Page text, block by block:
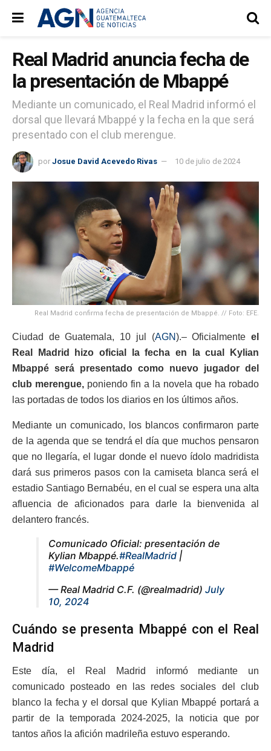
Real Madrid anuncia fecha de
la presentación de Mbappé
Mediante un comunicado, el Real Madrid informó el
dorsal que llevará Mbappé y la fecha en la que será
presentado con el club merengue.
por Josue David Acevedo Rivas 10 de julio de 2024
Real Madrid confirma fecha de presentación de Mbappé. // Foto: EFE.
Ciudad de Guatemala, 10 jul (AGN).– Oficialmente el
Real Madrid hizo oficial la fecha en la cual Kylian
Mbappé será presentado como nuevo jugador del
club merengue, poniendo fin a la novela que ha robado
las portadas de todos los diarios en los últimos años.
Mediante un comunicado, los blancos confirmaron parte
de la agenda que se tendrá el día que muchos pensaron
que no llegaría, el lugar donde el nuevo ídolo madridista
dará sus primeros pasos con la camiseta blanca será el
estadio Santiago Bernabéu, en el cual se espera una alta
afluencia de aficionados para darle la bienvenida al
delantero francés.
Comunicado Oficial: presentación de
Kylian Mbappé.#RealMadrid |
#WelcomeMbappé
— Real Madrid C.F. (@realmadrid) July
10, 2024
Cuándo se presenta Mbappé con el Real
Madrid
Este día, el Real Madrid informó mediante un
comunicado posteado en las redes sociales del club
blanco la fecha y el dorsal que Kylian Mbappé portará a
partir de la temporada 2024-2025, la noticia que por
tantos años la afición madrileña estuvo esperando.